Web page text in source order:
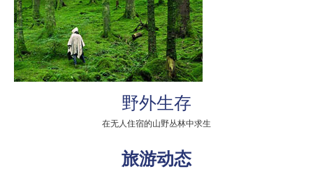
野外生存
在无人住宿的山野丛林中求生
旅游动态